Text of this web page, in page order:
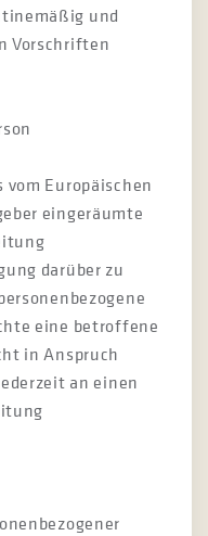
und
Vorschriften
vom Europäischen
eingeräumte
darüber zu
eine betroffene
in Anspruch
an einen